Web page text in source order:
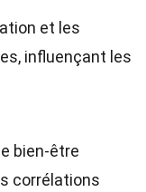
et les
influençant les
bien-être
corrélations